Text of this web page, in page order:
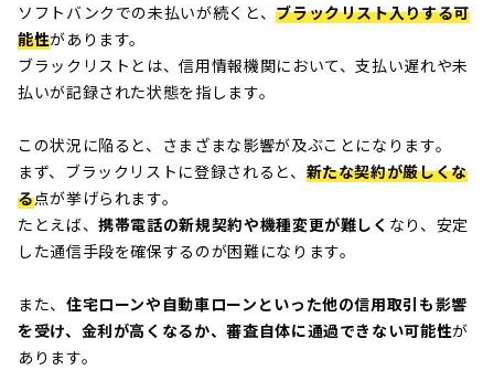
ソフトバンクでの未払いが続くと、ブラックリスト入りする可
能性があります。
ブラックリストとは、信用情報機関において、支払い遅れや未
払いが記録された状態を指します。
この状況に陥ると、さまざまな影響が及ぶことになります。
まず、ブラックリストに登録されると、 新たな契約が厳しくな
る点が挙げられます。
たとえば、携帯電話の新規契約や機種変更が難しく なり、安定
した通信手段を確保するのが困難になります。
また、 住宅ローンや自動車ローンといった他の信用取引も影響
を受け、金利が高くなるか、審査自体に通過できない可能性が
あります。